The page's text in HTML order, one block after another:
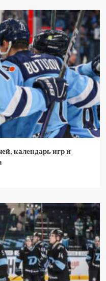
календарь игр и